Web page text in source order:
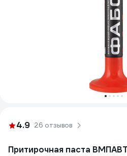
4.9 26 отзывов
Притирочная паста